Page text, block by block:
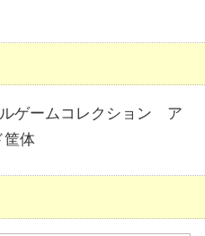
ゲームコレクション ア
筐体